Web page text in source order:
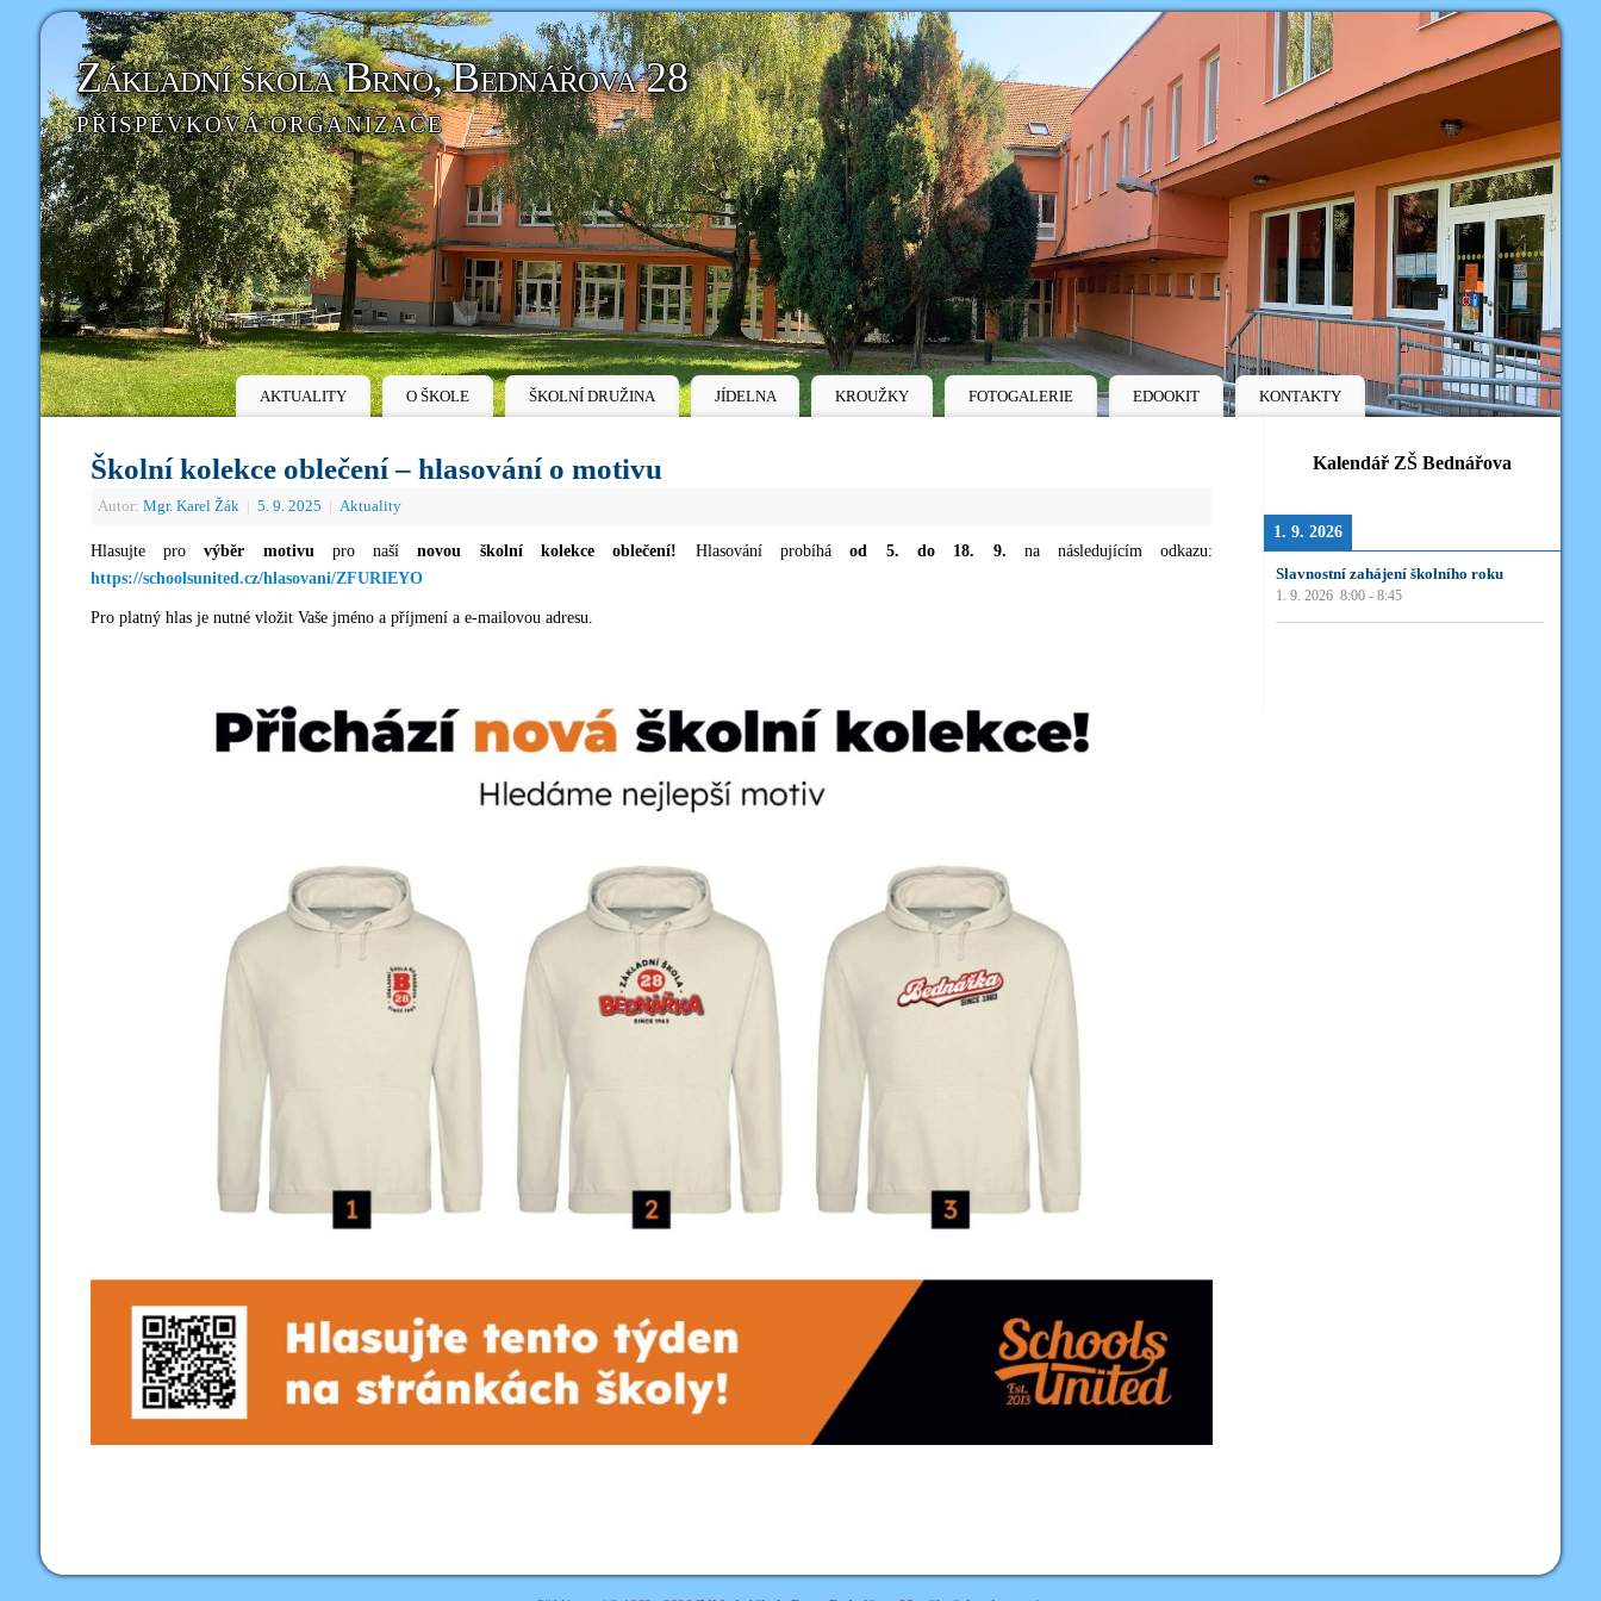
Základní škola Brno, Bednářova 28
PŘÍSPĚVKOVÁ ORGANIZACE
AKTUALITY O ŠKOLE ŠKOLNÍ DRUŽINA JÍDELNA KROUŽKY FOTOGALERIE EDOOKIT KONTAKTY
Školní kolekce oblečení – hlasování o motivu
Autor: Mgr. Karel Žák 5. 9. 2025 Aktuality
Hlasujte provýběr motivupro našínovou školní kolekce oblečení! Hlasování probíháod 5. do 18. 9. na následujícím odkazu:
https://schoolsunited.cz/hlasovani/ZFURIEYO
Pro platný hlas je nutné vložit Vaše jméno a příjmení a e-mailovou adresu.
Kalendář ZŠ Bednářova
1. 9. 2026
Slavnostní zahájení školního roku
1. 9. 2026 8:00 -8:45